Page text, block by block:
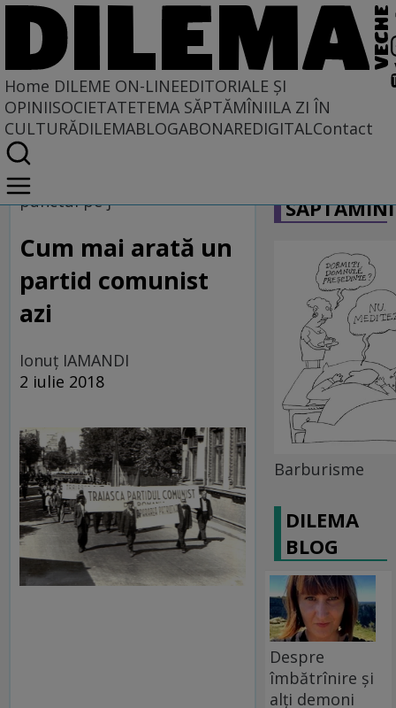
Home DILEME ON-LINEEDITORIALE ȘI
OPINIISOCIETATETEMA SĂPTĂMÎNIILA ZI ÎN
CULTURĂDILEMABLOGABONAREDIGITALContact
Home
Dileme on-line
punctul pe j
Cum mai arată un
partid comunist
azi
Ionuţ IAMANDI
2 iulie 2018
Barburisme
DILEMA
BLOG
Despre
îmbătrînire și
alți demoni